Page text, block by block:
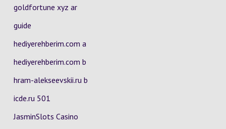
goldfortune xyz ar
guide
hediyerehberim.com a
hediyerehberim.com b
hram-alekseevskii.ru b
icde.ru 501
JasminSlots Casino